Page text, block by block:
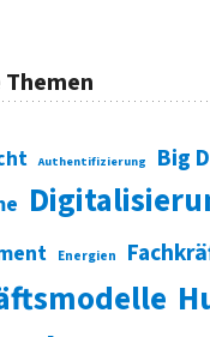
Authentifizierung Big
Energien